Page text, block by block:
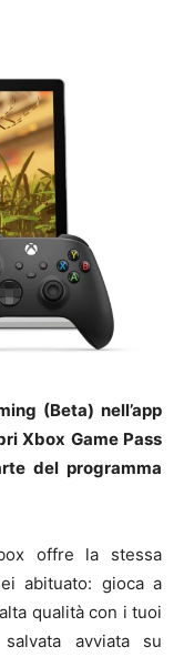
(Beta) nell’app
Xbox Game Pass
del programma
offre la stessa
abituato: gioca a
qualità con i tuoi
avviata su